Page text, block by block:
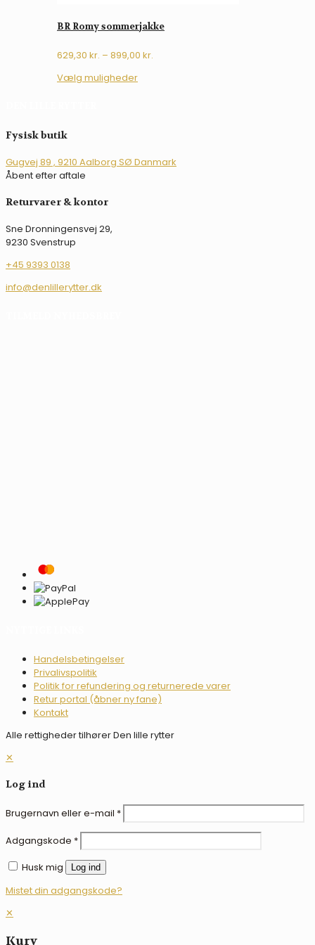
BR Romy sommerjakke
629,30 kr. – 899,00 kr.
Vælg mulighederDette
kan
vælges
Fysisk butik
Gugvej 89 , 9210 Aalborg SØ Danmark
Åbent efter aftale
Returvarer & kontor
Sne Dronningensvej 29,
9230 Svenstrup
+45 9393 0138
info@denlillerytter.dk
Handelsbetingelser
Privalivspolitik
Politik for refundering og returnerede varer
Retur portal (åbner ny fane)
Kontakt
Alle rettigheder tilhører Den lille rytter
✕
Log ind
Brugernavn eller e-mail *
Adgangskode *
Husk mig
Log ind
Mistet din adgangskode?
✕
Kurv